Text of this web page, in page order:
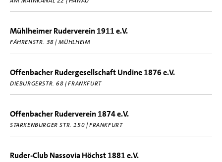
Mühlheimer Ruderverein 1911 e.V.
FÄHRENSTR. 38 | MÜHLHEIM
Offenbacher Rudergesellschaft Undine 1876 e.V.
DIEBURGERSTR. 68 | FRANKFURT
Offenbacher Ruderverein 1874 e.V.
STARKENBURGER STR. 150 | FRANKFURT
Ruder-Club Nassovia Höchst 1881 e.V.